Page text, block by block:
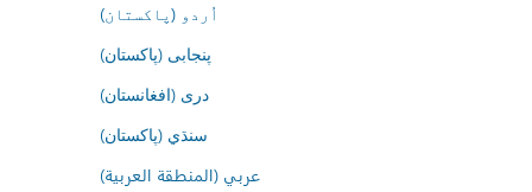
اُردو (پاکستان)
پنجابی (پاکستان)
درى (افغانستان)
سنڌي (پاکستان)
عربي (المنطقة العربية)